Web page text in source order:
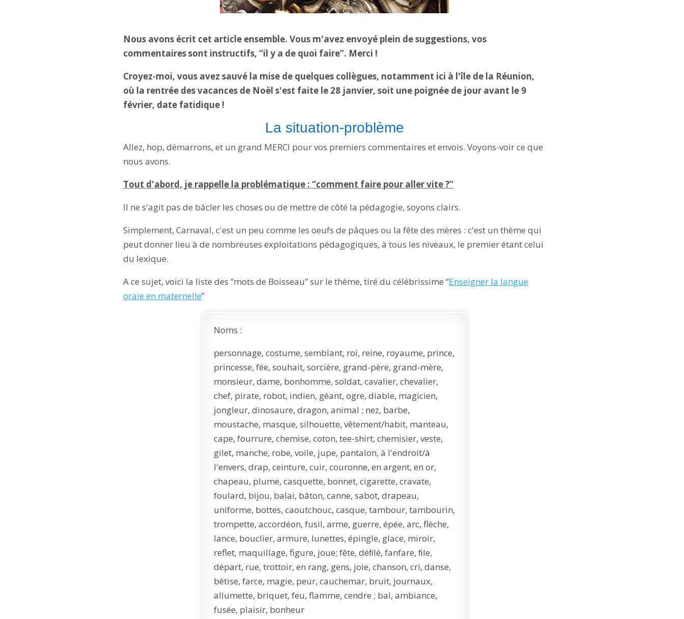
Nous avons écrit cet article ensemble. Vous m'avez envoyé plein de suggestions, vos
commentaires sont instructifs, “il y a de quoi faire”. Merci !
Croyez-moi, vous avez sauvé la mise de quelques collègues, notamment ici à l'île de la Réunion,
où la rentrée des vacances de Noël s'est faite le 28 janvier, soit une poignée de jour avant le 9
février, date fatidique !
La situation-problème
Allez, hop, démarrons, et un grand MERCI pour vos premiers commentaires et envois. Voyons-voir ce que
nous avons.
Tout d'abord, je rappelle la problématique : “comment faire pour aller vite ?”
Il ne s'agit pas de bâcler les choses ou de mettre de côté la pédagogie, soyons clairs.
Simplement, Carnaval, c'est un peu comme les oeufs de pâques ou la fête des mères : c'est un thème qui
peut donner lieu à de nombreuses exploitations pédagogiques, à tous les niveaux, le premier étant celui
du lexique.
A ce sujet, voici la liste des “mots de Boisseau” sur le thème, tiré du célébrissime “Enseigner la langue
orale en maternelle”
Noms :
personnage, costume, semblant, roi, reine, royaume, prince,
princesse, fée, souhait, sorcière, grand-père, grand-mère,
monsieur, dame, bonhomme, soldat, cavalier, chevalier,
chef, pirate, robot, indien, géant, ogre, diable, magicien,
jongleur, dinosaure, dragon, animal ; nez, barbe,
moustache, masque, silhouette, vêtement/habit, manteau,
cape, fourrure, chemise, coton, tee-shirt, chemisier, veste,
gilet, manche, robe, voile, jupe, pantalon, à l'endroit/à
l'envers, drap, ceinture, cuir, couronne, en argent, en or,
chapeau, plume, casquette, bonnet, cigarette, cravate,
foulard, bijou, balai, bâton, canne, sabot, drapeau,
uniforme, bottes, caoutchouc, casque, tambour, tambourin,
trompette, accordéon, fusil, arme, guerre, épée, arc, flèche,
lance, bouclier, armure, lunettes, épingle, glace, miroir,
reflet, maquillage, figure, joue; fête, déﬁlé, fanfare, ﬁle,
départ, rue, trottoir, en rang, gens, joie, chanson, cri, danse,
bêtise, farce, magie, peur, cauchemar, bruit, journaux,
allumette, briquet, feu, flamme, cendre ; bal, ambiance,
fusée, plaisir, bonheur